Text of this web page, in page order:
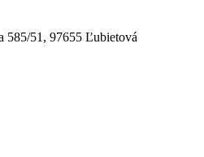
585/51, 97655 Ľubietová